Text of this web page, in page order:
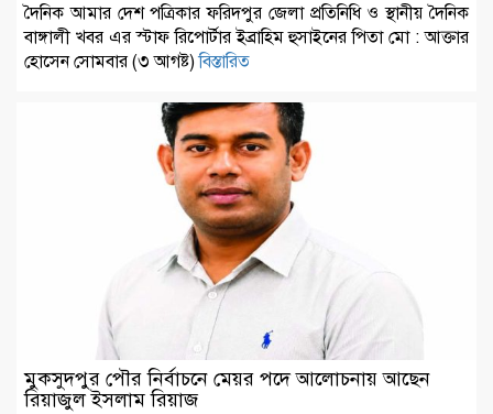
দৈনিক আমার দেশ পত্রিকার ফরিদপুর জেলা প্রতিনিধি ও স্থানীয় দৈনিক
বাঙ্গালী খবর এর স্টাফ রিপোর্টার ইব্রাহিম হুসাইনের পিতা মো : আক্তার
হোসেন সোমবার (৩ আগষ্ট)বিস্তারিত
মুকসুদপুর পৌর নির্বাচনে মেয়র পদে আলোচনায় আছেন
রিয়াজুল ইসলাম রিয়াজ